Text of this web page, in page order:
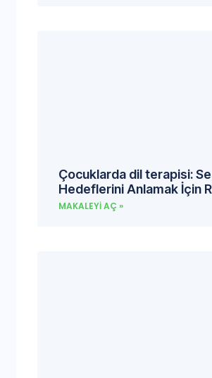
Çocuklarda dil terapisi:
Hedeflerini Anlamak İçin
MAKALEYI AÇ »